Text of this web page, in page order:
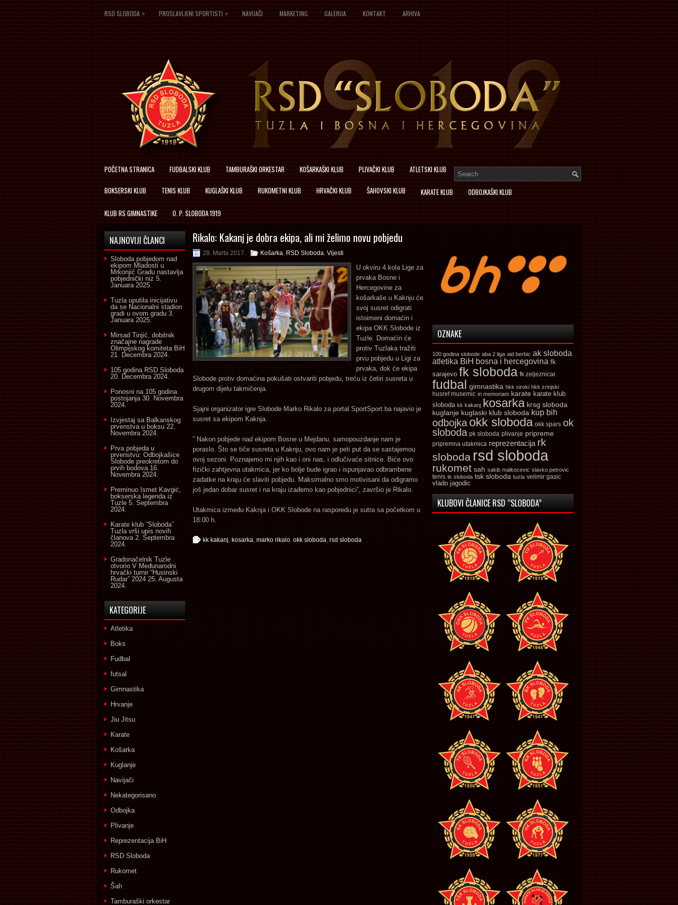
RSD SLOBODA » PROSLAVLJENI SPORTISTI » NAVIJAČI MARKETING GALERIJA KONTAKT ARHIVA
POČETNA STRANICA FUDBALSKI KLUB TAMBURAŠKI ORKESTAR KOŠARKAŠKI KLUB PLIVAČKI KLUB ATLETSKI KLUB
BOKSERSKI KLUB TENIS KLUB KUGLAŠKI KLUB RUKOMETNI KLUB HRVAČKI KLUB ŠAHOVSKI KLUB KARATE KLUB ODBOJKAŠKI KLUB
KLUB RS GIMNASTIKE O. P. SLOBODA 1919
Rikalo: Kakanj je dobra ekipa, ali mi želimo novu pobjedu
28. Marta 2017. Košarka, RSD Sloboda, Vijesti
U okviru 4.kola Lige za
prvaka Bosne i
Hercegovine za
košarkaše u Kaknju će
svoj susret odigrati
istoimeni domaćin i
ekipa OKK Slobode iz
Tuzle. Domaćin će
protiv Tuzlaka tražiti
prvu pobjedu u Ligi za
prvaka, dok će ekipa
Slobode protiv domaćina pokušati ostvariti pobjedu, treću iz četiri susreta u
drugom dijelu takmičenja.
Sjajni organizator igre Slobode Marko Rikalo za portal SportSport.ba najavio je
susret sa ekipom Kaknja.
” Nakon pobjede nad ekipom Bosne u Mejdanu, samopouzdanje nam je
poraslo. Što se tiče susreta u Kaknju, ovo nam je peti put da se sastajemou
ovoj sezoni. Poznajemo mi njih kao i oni nas, i odlučivaće sitnice. Biće ovo
fizički zahtjevna utakmica, jer ko bolje bude igrao i ispunjavao odbrambene
zadatke na kraju će slaviti pobjedu. Maksimalno smo motivisani da odigramo
još jedan dobar susret i na kraju izađemo kao pobjednici”, završio je Rikalo.
Utakmica između Kaknja i OKK Slobode na rasporedu je sutra sa početkom u
18:00 h.
kk kakanj, kosarka, marko rikalo, okk sloboda, rsd sloboda
NAJNOVIJI ČLANCI
Sloboda pobjedom nad
ekipom Mladosti u
Mrkonjić Gradu nastavlja
pobjednički niz 5.
Januara 2025.
Tuzla uputila inicijativu
da se Nacionalni stadion
gradi u ovom gradu 3.
Januara 2025.
Mirsad Tinjić, dobitnik
značajne nagrade
Olimpijskog komiteta BiH
21. Decembra 2024.
105 godina RSD Sloboda
20. Decembra 2024.
Ponosni na 105 godina
postojanja 30. Novembra
2024.
Izvjestaj sa Balkanskog
prvenstva u boksu 22.
Novembra 2024.
Prva pobjeda u
prvenstvu: Odbojkašice
Slobode preokretom do
prvih bodova 16.
Novembra 2024.
Preminuo Ismet Kavgić,
bokserska legenda iz
Tuzle 5. Septembra
2024.
Karate klub ˝Sloboda˝
Tuzla vrši upis novih
članova 2. Septembra
2024.
Gradonačelnik Tuzle
otvorio V Međunarodni
hrvački turnir “Husinski
Rudar” 2024 25. Augusta
2024.
KATEGORIJE
Atletika
Boks
Fudbal
futsal
Gimnastika
Hrvanje
Jiu Jitsu
Karate
Košarka
Kuglanje
Navijači
Nekategorisano
Odbojka
Plivanje
Reprezentacija BiH
RSD Sloboda
Rukomet
Šah
Tamburaški orkestar
OZNAKE
100 godina slobode aba 2 liga aid berbic ak sloboda
atletika BiH bosna i hercegovina fk
sarajevo fk sloboda fk zeljeznicar
fudbal gimnastika hkk siroki hkk zrinjski
husref musemic in memoriam karate karate klub
sloboda kk kakanj kosarka krsg sloboda
kuglanje kuglaski klub sloboda kup bih
odbojka okk sloboda okk spars ok
sloboda pk sloboda plivanje pripreme
pripremna utakmica reprezentacija rk
sloboda rsd sloboda
rukomet sah sakib malkocevic slavko petrovic
tenis tk sloboda tsk sloboda tuzla velimir gasic
vlado jagodic
KLUBOVI ČLANICE RSD “SLOBODA”